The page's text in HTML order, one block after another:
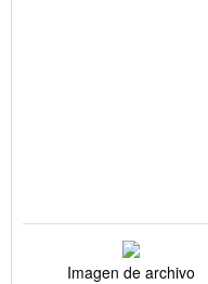
Imagen de archivo